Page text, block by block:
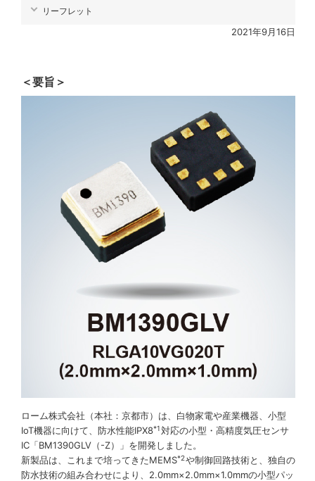
リーフレット
2021年9月16日
＜要旨＞
ローム株式会社（本社：京都市）は、白物家電や産業機器、小型
IoT機器に向けて、防水性能IPX8*1対応の小型・高精度気圧センサ
IC「BM1390GLV（-Z）」を開発しました。
新製品は、これまで培ってきたMEMS*2や制御回路技術と、独自の
防水技術の組み合わせにより、2.0mm×2.0mm×1.0mmの小型パッ